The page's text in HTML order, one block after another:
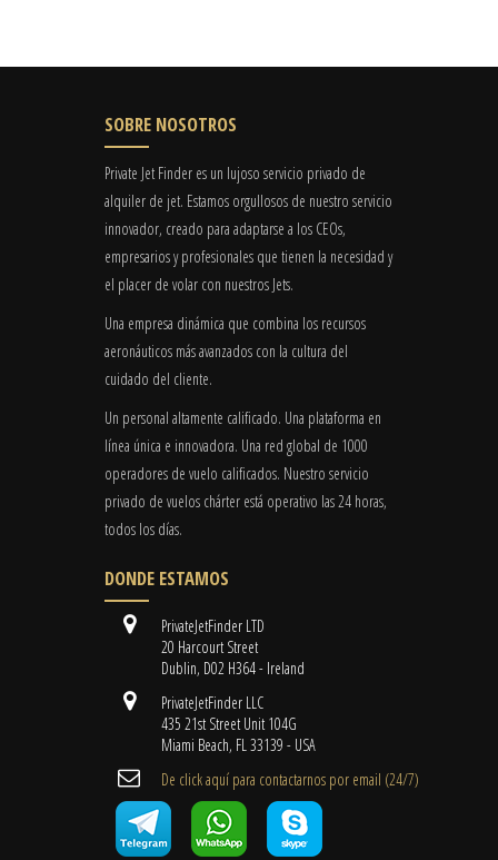
SOBRE NOSOTROS
Private Jet Finder es un lujoso servicio privado de
alquiler de jet. Estamos orgullosos de nuestro servicio
innovador, creado para adaptarse a los CEOs,
empresarios y profesionales que tienen la necesidad y
el placer de volar con nuestros Jets.
Una empresa dinámica que combina los recursos
aeronáuticos más avanzados con la cultura del
cuidado del cliente.
Un personal altamente calificado. Una plataforma en
línea única e innovadora. Una red global de 1000
operadores de vuelo calificados. Nuestro servicio
privado de vuelos chárter está operativo las 24 horas,
todos los días.
DONDE ESTAMOS
PrivateJetFinder LTD
20 Harcourt Street
Dublin, D02 H364 - Ireland
PrivateJetFinder LLC
435 21st Street Unit 104G
Miami Beach, FL 33139 - USA
De click aquí para contactarnos por email ​(24/7)